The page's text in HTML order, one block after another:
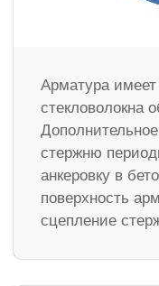
Арматура
стекловолокна
стержню
анкеровку в
поверхность
сцепление